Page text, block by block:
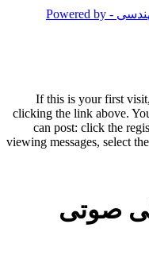
If this is your first
clicking the link above.
can post: click the
viewing messages, select
صوتی